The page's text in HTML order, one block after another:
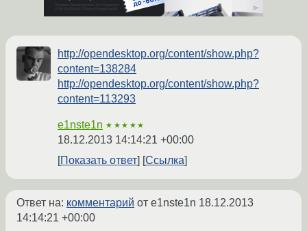
http://opendesktop.org/content/show.php?
content=138284
http://opendesktop.org/content/show.php?
content=113293
e1nste1n ★★★★★
18.12.2013 14:14:21 +00:00
Показать ответ
Ссылка
Ответ на: комментарий от e1nste1n 18.12.2013
14:14:21 +00:00